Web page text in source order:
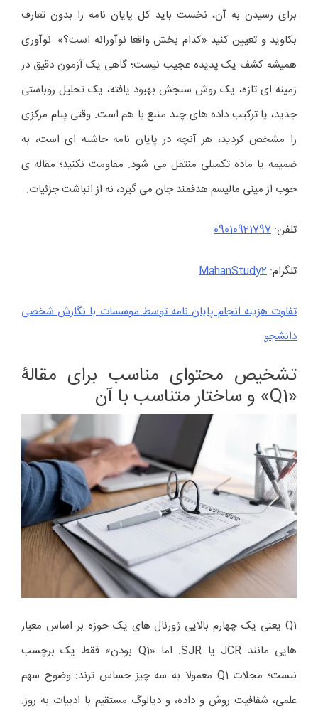
برای رسیدن به آن، نخست باید کل پایان نامه را بدون تعارف
بکاوید و تعیین کنید «کدام بخش واقعا نوآورانه است؟». نوآوری
همیشه کشف یک پدیده عجیب نیست؛ گاهی یک آزمون دقیق در
زمینه ای تازه، یک روش سنجش بهبود یافته، یک تحلیل روباستی
جدید، یا ترکیب داده های چند منبع با هم است. وقتی پیام مرکزی
را مشخص کردید، هر آنچه در پایان نامه حاشیه ای است، به
ضمیمه یا ماده تکمیلی منتقل می شود. مقاومت نکنید؛ مقاله ی
خوب از مینی مالیسم هدفمند جان می گیرد، نه از انباشت جزئیات.
تلفن: 09010921797
تلگرام: MahanStudy2
تفاوت هزینه انجام پایان نامه توسط موسسات با نگارش شخصی
دانشجو
تشخیص محتوای مناسب برای مقالۀ
«Q1» و ساختار متناسب با آن
Q1 یعنی یک چهارم بالایی ژورنال های یک حوزه بر اساس معیار
هایی مانند JCR یا SJR. اما «Q1 بودن» فقط یک برچسب
نیست؛ مجلات Q1 معمولا به سه چیز حساس ترند: وضوح سهم
علمی، شفافیت روش و داده، و دیالوگ مستقیم با ادبیات به روز.